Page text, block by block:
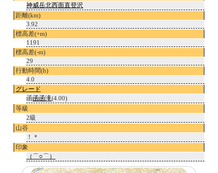
神威岳北西面直登沢
距離(km)
3.92
標高差(+m)
1191
標高差(-m)
29
行動時間(h)
4.0
グレード
函函函滝(4.00)
等級
2級
山谷
！＊
印象
（⌒○⌒）